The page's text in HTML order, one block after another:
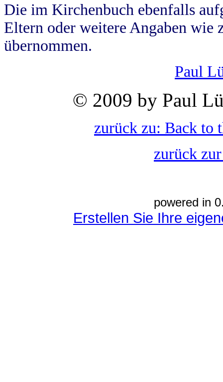
Die im Kirchenbuch ebenfalls
Eltern oder weitere Angaben wie
übernommen.
Paul
© 2009 by Paul
zurück zu: Back to
zurück
powered in
Erstellen Sie Ihre